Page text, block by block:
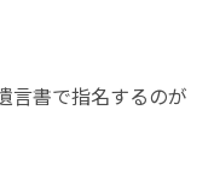
言書で指名するのが